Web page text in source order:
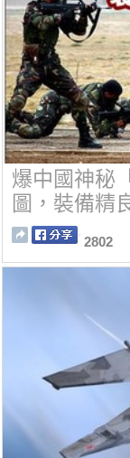
爆中國神秘
圖，裝備精
2802